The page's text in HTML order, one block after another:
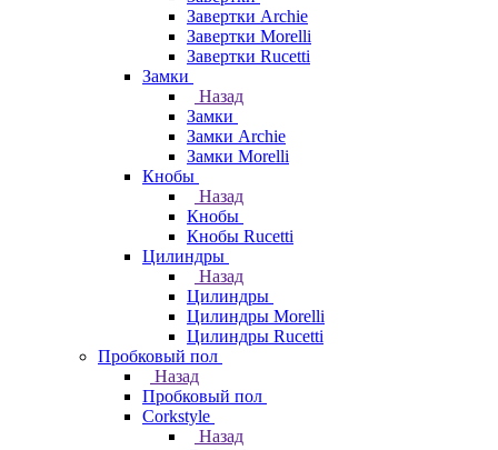
Завертки Archie
Завертки Morelli
Завертки Rucetti
Замки
Назад
Замки
Замки Archie
Замки Morelli
Кнобы
Назад
Кнобы
Кнобы Rucetti
Цилиндры
Назад
Цилиндры
Цилиндры Morelli
Цилиндры Rucetti
Пробковый пол
Назад
Пробковый пол
Corkstyle
Назад